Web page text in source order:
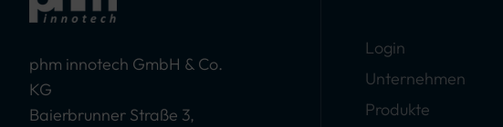
phm innotech GmbH & Co.
KG
Baierbrunner Straße 3,
Login
Unternehmen
Produkte